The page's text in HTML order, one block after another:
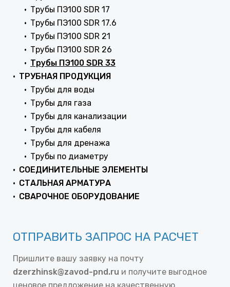
Трубы ПЭ100 SDR 17
Трубы ПЭ100 SDR 17.6
Трубы ПЭ100 SDR 21
Трубы ПЭ100 SDR 26
Трубы ПЭ100 SDR 33
ТРУБНАЯ ПРОДУКЦИЯ
Трубы для воды
Трубы для газа
Трубы для канализации
Трубы для кабеля
Трубы для дренажа
Трубы по диаметру
СОЕДИНИТЕЛЬНЫЕ ЭЛЕМЕНТЫ
СТАЛЬНАЯ АРМАТУРА
СВАРОЧНОЕ ОБОРУДОВАНИЕ
ОТПРАВИТЬ ЗАПРОС НА РАСЧЕТ
Пришлите вашу заявку на почту
dzerzhinsk@zavod-pnd.ru и получите выгодное
ценовое предложение на качественную